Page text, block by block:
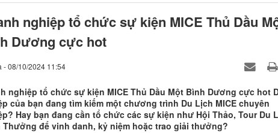
nghiệp tổ chức sự kiện MICE Thủ Dầu
Dương cực hot
- 08/10/2024 11:54
nghiệp tổ chức sự kiện MICE Thủ Dầu Một Bình Dương cực hot
của bạn đang tìm kiếm một chương trình Du Lịch MICE chuyên
Hay bạn đang cần tổ chức các sự kiện như Hội Thảo, Tour Du
Thưởng để vinh danh, kỷ niệm hoặc trao giải thưởng?